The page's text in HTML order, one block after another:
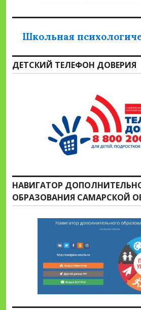
Школьная
ДЕТСКИЙ ТЕЛЕФОН ДОВЕРИЯ
НАВИГАТОР
ОБРАЗОВАНИЯ САМАРСКОЙ